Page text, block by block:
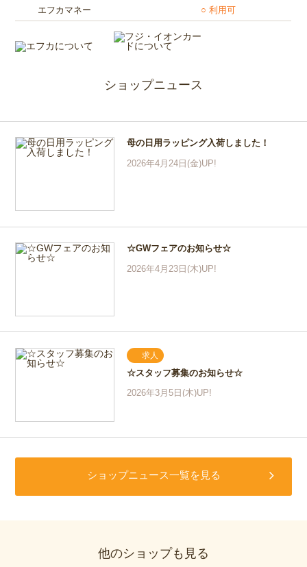
エフカマネー ○ 利用可
ショップニュース
母の日用ラッピング入荷しました！
2026年4月24日(金)UP!
☆GWフェアのお知らせ☆
2026年4月23日(木)UP!
求人
☆スタッフ募集のお知らせ☆
2026年3月5日(木)UP!
ショップニュース一覧を見る
他のショップも見る